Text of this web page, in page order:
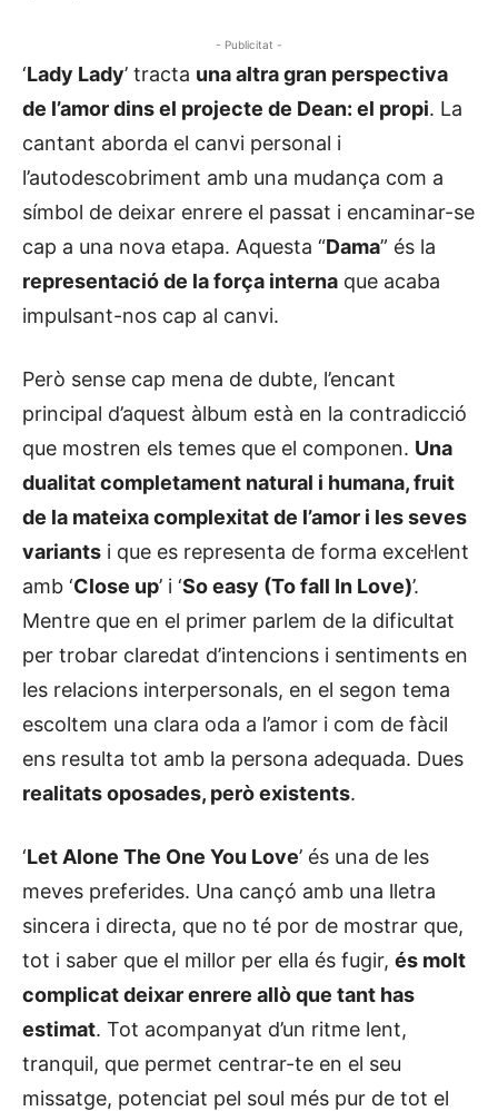
- Publicitat -
‘Lady Lady’ tracta una altra gran perspectiva
de l’amor dins el projecte de Dean: el propi. La
cantant aborda el canvi personal i
l’autodescobriment amb una mudança com a
símbol de deixar enrere el passat i encaminar-se
cap a una nova etapa. Aquesta “Dama” és la
representació de la força interna que acaba
impulsant-nos cap al canvi.
Però sense cap mena de dubte, l’encant
principal d’aquest àlbum està en la contradicció
que mostren els temes que el componen. Una
dualitat completament natural i humana, fruit
de la mateixa complexitat de l’amor i les seves
variants i que es representa de forma excel·lent
amb ‘Close up’ i ‘So easy (To fall In Love)’.
Mentre que en el primer parlem de la dificultat
per trobar claredat d’intencions i sentiments en
les relacions interpersonals, en el segon tema
escoltem una clara oda a l’amor i com de fàcil
ens resulta tot amb la persona adequada. Dues
realitats oposades, però existents.
‘Let Alone The One You Love’ és una de les
meves preferides. Una cançó amb una lletra
sincera i directa, que no té por de mostrar que,
tot i saber que el millor per ella és fugir, és molt
complicat deixar enrere allò que tant has
estimat. Tot acompanyat d’un ritme lent,
tranquil, que permet centrar-te en el seu
missatge, potenciat pel soul més pur de tot el